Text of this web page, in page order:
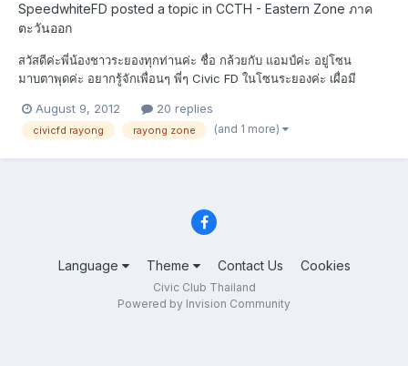
SpeedwhiteFD posted a topic in CCTH - Eastern Zone ภาค
ตะวันออก
สวัสดีค่ะพี่น้องชาวระยองทุกท่านค่ะ ชื่อ กล้วยกับ แอมป์ค่ะ อยู่โซน
มาบตาพุดค่ะ อยากรู้จักเพื่อนๆ พี่ๆ Civic FD ในโซนระยองค่ะ เผื่อมี
August 9, 2012
20 replies
civicfd rayong rayong zone (and 1 more)
Language Theme Contact Us Cookies
Civic Club Thailand
Powered by Invision Community